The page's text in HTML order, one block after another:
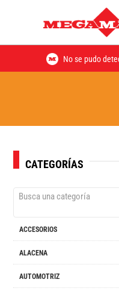
No se pudo
CATEGORÍAS
Busca una categoría
ACCESORIOS
ALACENA
AUTOMOTRIZ